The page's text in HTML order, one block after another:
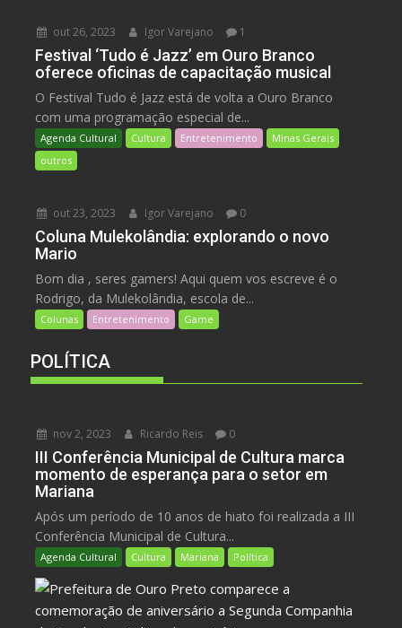
out 26, 2023 Igor Varejano 1
Festival ‘Tudo é Jazz’ em Ouro Branco
oferece oficinas de capacitação musical
O Festival Tudo é Jazz está de volta a Ouro Branco
com uma programação especial de...
Agenda Cultural Cultura Entretenimento
Minas Gerais
outros
out 23, 2023 Igor Varejano 0
Coluna Mulekolândia: explorando o novo
Mario
Bom dia , seres gamers! Aqui quem vos escreve é o
Rodrigo, da Mulekolândia, escola de...
Colunas Entretenimento Game
POLÍTICA
nov 2, 2023 Ricardo Reis 0
III Conferência Municipal de Cultura marca
momento de esperança para o setor em
Mariana
Após um período de 10 anos de hiato foi realizada a III
Conferência Municipal de Cultura...
Agenda Cultural Cultura Mariana Política